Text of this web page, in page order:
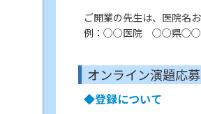
ご開業の先生は、医院名
例：○○医院 ○○県○○
オンライン演題応
◆登録について